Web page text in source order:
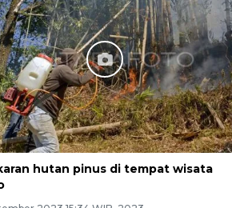
hutan pinus di tempat wisata